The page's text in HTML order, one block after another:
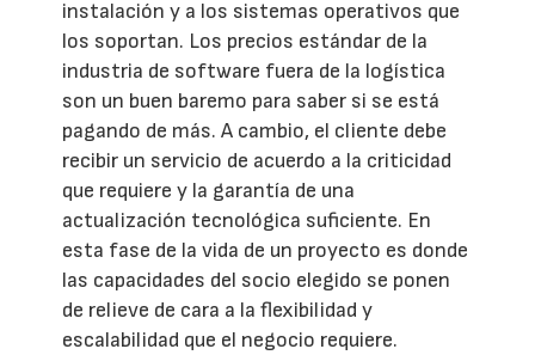
instalación y a los sistemas operativos que
los soportan. Los precios estándar de la
industria de software fuera de la logística
son un buen baremo para saber si se está
pagando de más. A cambio, el cliente debe
recibir un servicio de acuerdo a la criticidad
que requiere y la garantía de una
actualización tecnológica suficiente. En
esta fase de la vida de un proyecto es donde
las capacidades del socio elegido se ponen
de relieve de cara a la flexibilidad y
escalabilidad que el negocio requiere.